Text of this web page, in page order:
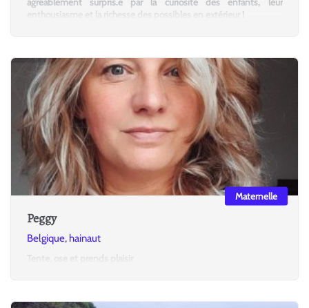
enthousiasme et la richesse des possibles en extérieur !
Peggy
Belgique, hainaut
Tente, ose et prends plaisir
Maternelle